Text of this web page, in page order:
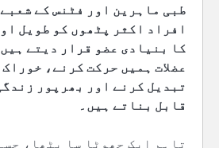
طبی ماہرین اور فٹنس کے
افراد اکثر پٹھوں کو طویل
کا بنیادی عضو قرار دیتے
عضلات ہمیں حرکت کرنے،
تبدیل کرنے اور بھرپور
قابل بناتے ہیں۔
تاہم ایک چھوٹا سا پٹھا،